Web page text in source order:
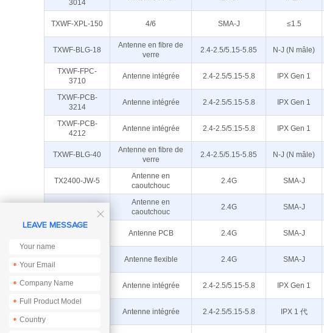
3014
TXWF-XPL-150 4/6 SMA-J ≤1.5
TXWF-BLG-18
Antenne en fibre de
verre
2.4-2.5/5.15-5.85 N-J (N mâle)
TXWF-FPC-
3710
Antenne intégrée 2.4-2.5/5.15-5.8 IPX Gen 1
TXWF-PCB-
3214
Antenne intégrée 2.4-2.5/5.15-5.8 IPX Gen 1
TXWF-PCB-
4212
Antenne intégrée 2.4-2.5/5.15-5.8 IPX Gen 1
TXWF-BLG-40
Antenne en fibre de
verre
2.4-2.5/5.15-5.85 N-J (N mâle)
TX2400-JW-5
Antenne en
caoutchouc
2.4G SMA-J
Antenne en
caoutchouc
2.4G SMA-J
TX2400-PCB-
Antenne PCB 2.4G SMA-J
Antenne flexible 2.4G SMA-J
TXWF-PCB-
Antenne intégrée 2.4-2.5/5.15-5.8 IPX Gen 1
Antenne intégrée 2.4-2.5/5.15-5.8 IPX 1 代

LEAVE MESSAGE
*
*
*
*